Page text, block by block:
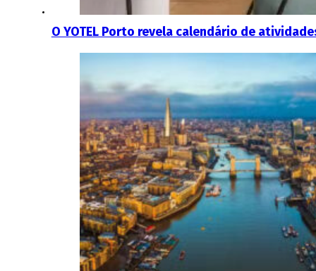
O YOTEL Porto revela calendário de